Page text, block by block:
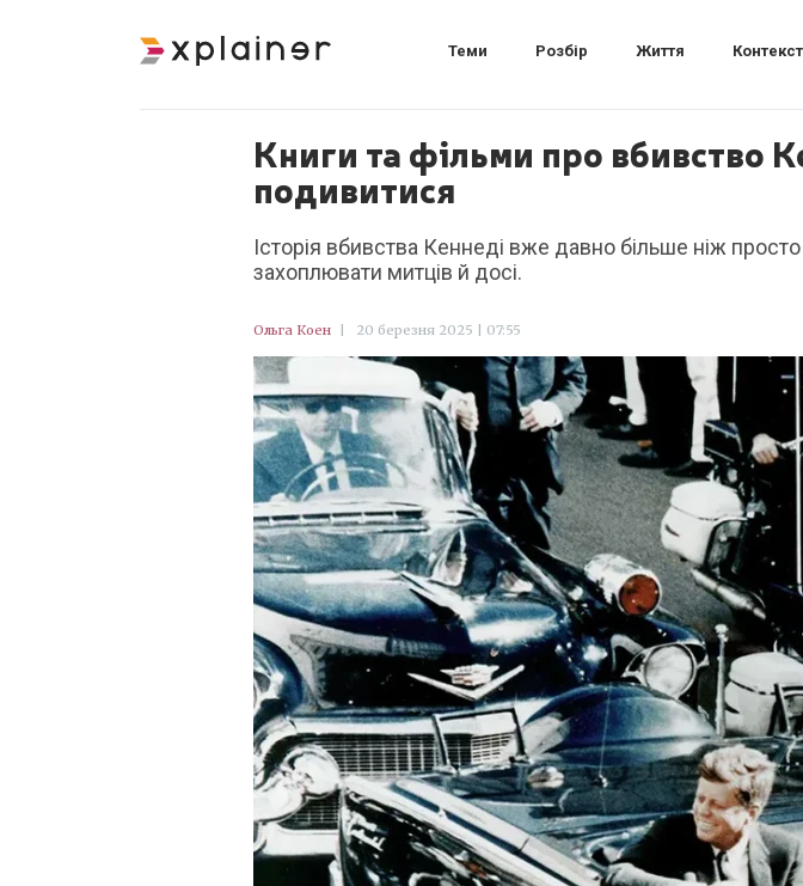
Теми Розбір Життя Контекст
Книги та фільми про вбивство
подивитися
Історія вбивства Кеннеді вже давно більше ніж
захоплювати митців й досі.
Ольга Коен 20 березня 2025 | 07:55